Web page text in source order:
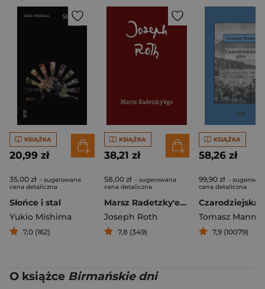
KSIĄŻKA
20,99 zł
35,00 zł - sugerowana
cena detaliczna
Słońce i stal
Yukio Mishima
7,0 (162)
KSIĄŻKA
38,21 zł
58,00 zł - sugerowana
cena detaliczna
Marsz Radetzky'ego
Joseph Roth
7,8 (349)
KSIĄŻKA
58,26 zł
99,90 zł -
cena detaliczna
Czarodziejska
Tomasz Mann
7,9 (10079)
O książce Birmańskie dni